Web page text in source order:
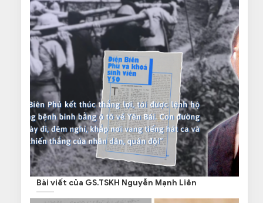
Bài viết của GS.TSKH Nguyễn Mạnh Liên